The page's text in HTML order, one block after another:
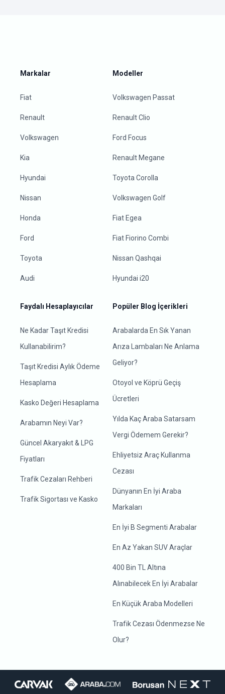
Markalar
Fiat
Renault
Volkswagen
Kia
Hyundai
Nissan
Honda
Ford
Toyota
Audi
Modeller
Volkswagen Passat
Renault Clio
Ford Focus
Renault Megane
Toyota Corolla
Volkswagen Golf
Fiat Egea
Fiat Fiorino Combi
Nissan Qashqai
Hyundai i20
Faydalı Hesaplayıcılar
Ne Kadar Taşıt Kredisi
Kullanabilirim?
Taşıt Kredisi Aylık Ödeme
Hesaplama
Kasko Değeri Hesaplama
Arabamın Neyi Var?
Güncel Akaryakıt & LPG
Fiyatları
Trafik Cezaları Rehberi
Trafik Sigortası ve Kasko
Popüler Blog İçerikleri
Arabalarda En Sık Yanan
Arıza Lambaları Ne Anlama
Geliyor?
Otoyol ve Köprü Geçiş
Ücretleri
Yılda Kaç Araba Satarsam
Vergi Ödemem Gerekir?
Ehliyetsiz Araç Kullanma
Cezası
Dünyanın En İyi Araba
Markaları
En İyi B Segmenti Arabalar
En Az Yakan SUV Araçlar
400 Bin TL Altına
Alınabilecek En İyi Arabalar
En Küçük Araba Modelleri
Trafik Cezası Ödenmezse Ne
Olur?